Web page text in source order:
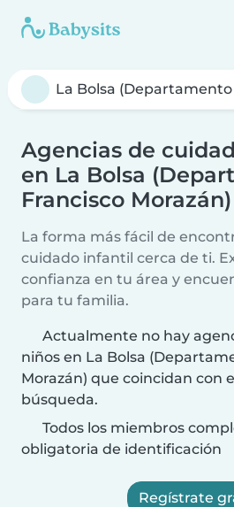
Agencias de
en La Bolsa
Francisco Morazán)
La forma más fácil de
cuidado infantil cerca de ti.
confianza en tu área y
para tu familia.
Actualmente no hay
niños en La Bolsa
Morazán) que coincidan con
búsqueda.
Todos los miembros
obligatoria de identificación
Regístrate